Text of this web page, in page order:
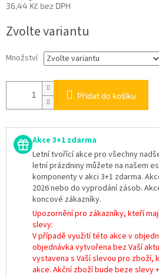
36,44 Kč bez DPH
cena:
Zvolte variantu
Množství
Přidat do košíku
Akce 3+1 zdarma
Letní tvořící akce pro všechny
letní prázdniny můžete na našem
komponenty v akci 3+1 zdarma.
2026 nebo do vyprodání zásob.
koncové zákazníky.
Upozornění pro zákazníky, kteří
slevy:
V případě využití této akce v
objednávka vytvořena bez Vaší
vystavena s Vaší slevou pro
akce. Akční zboží bude beze slevy